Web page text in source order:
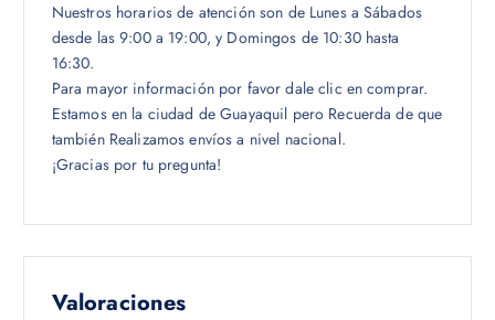
Nuestros horarios de atención son de Lunes a Sábados
desde las 9:00 a 19:00, y Domingos de 10:30 hasta
16:30.
Para mayor información por favor dale clic en comprar.
Estamos en la ciudad de Guayaquil pero Recuerda de que
también Realizamos envíos a nivel nacional.
¡Gracias por tu pregunta!
Valoraciones